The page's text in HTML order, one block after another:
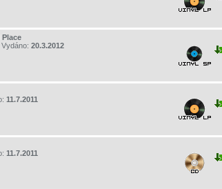
Vydáno: 20.3.2012
11.7.2011
11.7.2011